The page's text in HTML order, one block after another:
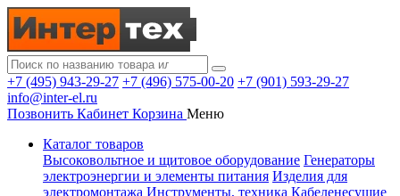
+7 (495) 943-29-27 +7 (496) 575-00-20 +7 (901) 593-29-27
info@inter-el.ru
Позвонить Кабинет Корзина Меню
Каталог товаров
Высоковольтное и щитовое оборудование Генераторы
электроэнергии и элементы питания Изделия для
электромонтажа Инструменты, техника Кабеленесущие